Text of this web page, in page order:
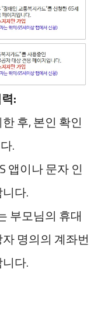
:
후, 본인 확인
.
앱이나 문자 인
다.
부모님의 휴대
명의의 계좌번
다.